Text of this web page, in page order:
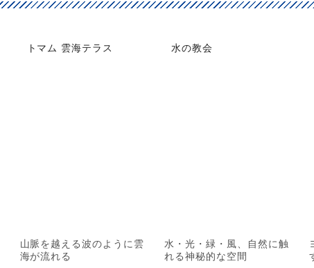
トマム 雲海テラス
山脈を越える波のように雲
海が流れる
水の教会
水・光・緑・風、自然に触
れる神秘的な空間